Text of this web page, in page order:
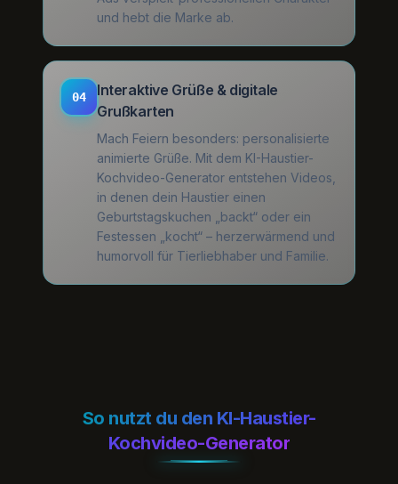
und hebt die Marke ab.
04
Interaktive Grüße & digitale
Grußkarten
Mach Feiern besonders: personalisierte
animierte Grüße. Mit dem KI-Haustier-
Kochvideo-Generator entstehen Videos,
in denen dein Haustier einen
Geburtstagskuchen „backt“ oder ein
Festessen „kocht“ – herzerwärmend und
humorvoll für Tierliebhaber und Familie.
So nutzt du den KI-Haustier-
Kochvideo-Generator